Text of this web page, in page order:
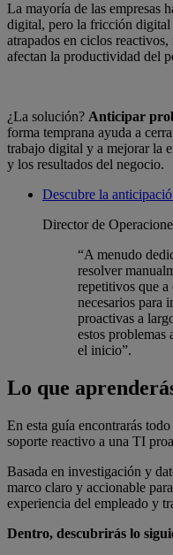
La mayoría de las empresas
digital, pero la fricción digital
atrapados en ciclos
afectan la productividad del
¿La solución? Anticipar
forma temprana ayuda a
trabajo digital y a mejorar la
y los resultados del negocio.
Descubre la
Director de
“A menudo
resolver
repetitivos que a
necesarios para
proactivas a
estos problemas
el inicio”.
Lo que
En esta guía encontrarás
soporte reactivo a una TI
Basada en investigación y
marco claro y accionable
experiencia del empleado y
Dentro, descubrirás lo